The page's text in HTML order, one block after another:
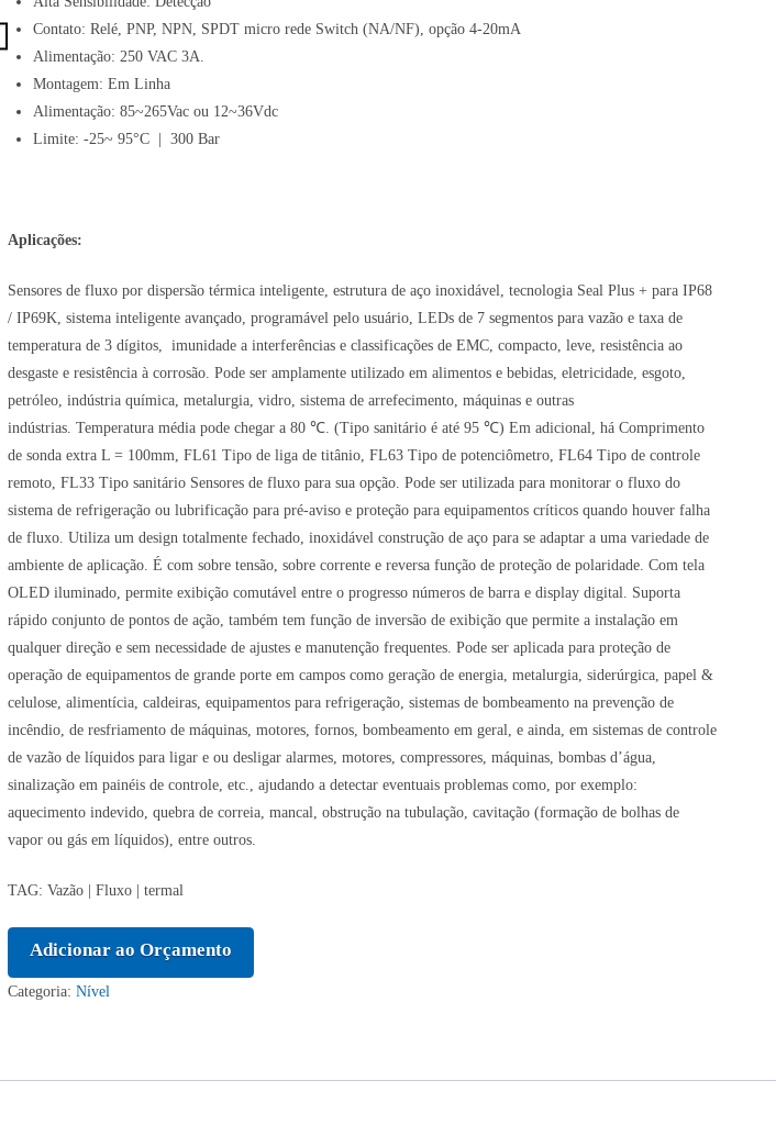
Contato: Relé, PNP, NPN, SPDT micro rede Switch (NA/NF), opção 4-20mA
Alimentação: 250 VAC 3A.
Montagem: Em Linha
Alimentação: 85~265Vac ou 12~36Vdc
Limite: -25~ 95°C | 300 Bar
Aplicações:
Sensores de fluxo por dispersão térmica inteligente, estrutura de aço inoxidável, tecnologia Seal Plus + para IP68
/ IP69K, sistema inteligente avançado, programável pelo usuário, LEDs de 7 segmentos para vazão e taxa de
temperatura de 3 dígitos, imunidade a interferências e classificações de EMC, compacto, leve, resistência ao
desgaste e resistência à corrosão. Pode ser amplamente utilizado em alimentos e bebidas, eletricidade, esgoto,
petróleo, indústria química, metalurgia, vidro, sistema de arrefecimento, máquinas e outras
indústrias. Temperatura média pode chegar a 80 ℃. (Tipo sanitário é até 95 ℃) Em adicional, há Comprimento
de sonda extra L = 100mm, FL61 Tipo de liga de titânio, FL63 Tipo de potenciômetro, FL64 Tipo de controle
remoto, FL33 Tipo sanitário Sensores de fluxo para sua opção. Pode ser utilizada para monitorar o fluxo do
sistema de refrigeração ou lubrificação para pré-aviso e proteção para equipamentos críticos quando houver falha
de fluxo. Utiliza um design totalmente fechado, inoxidável construção de aço para se adaptar a uma variedade de
ambiente de aplicação. É com sobre tensão, sobre corrente e reversa função de proteção de polaridade. Com tela
OLED iluminado, permite exibição comutável entre o progresso números de barra e display digital. Suporta
rápido conjunto de pontos de ação, também tem função de inversão de exibição que permite a instalação em
qualquer direção e sem necessidade de ajustes e manutenção frequentes. Pode ser aplicada para proteção de
operação de equipamentos de grande porte em campos como geração de energia, metalurgia, siderúrgica, papel &
celulose, alimentícia, caldeiras, equipamentos para refrigeração, sistemas de bombeamento na prevenção de
incêndio, de resfriamento de máquinas, motores, fornos, bombeamento em geral, e ainda, em sistemas de controle
de vazão de líquidos para ligar e ou desligar alarmes, motores, compressores, máquinas, bombas d’água,
sinalização em painéis de controle, etc., ajudando a detectar eventuais problemas como, por exemplo:
aquecimento indevido, quebra de correia, mancal, obstrução na tubulação, cavitação (formação de bolhas de
vapor ou gás em líquidos), entre outros.
TAG: Vazão | Fluxo | termal
Adicionar ao Orçamento
Categoria:Nível